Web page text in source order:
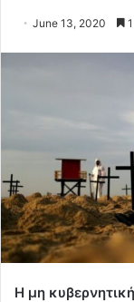
June 13, 2020
Η μη